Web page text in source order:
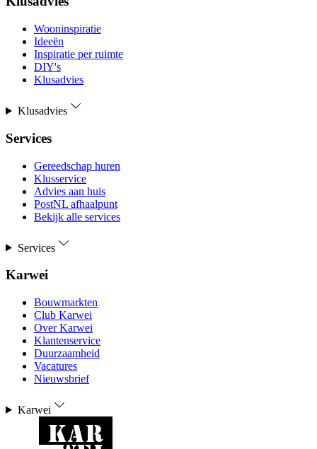
Wooninspiratie
Ideeën
Inspiratie per ruimte
DIY's
Klusadvies
Klusadvies
Services
Gereedschap huren
Klusservice
Advies aan huis
PostNL afhaalpunt
Bekijk alle services
Services
Karwei
Bouwmarkten
Club Karwei
Over Karwei
Klantenservice
Duurzaamheid
Vacatures
Nieuwsbrief
Karwei